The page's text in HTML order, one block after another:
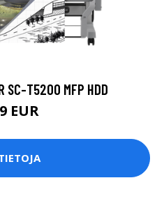
SC-T5200 MFP HDD
EUR